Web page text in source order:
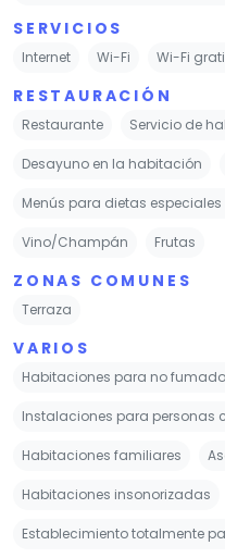
SERVICIOS
Internet Wi-Fi Wi-Fi
RESTAURACIÓN
Restaurante Servicio de
Desayuno en la habitación
Menús para dietas
Vino/Champán Frutas
ZONAS COMUNES
Terraza
VARIOS
Habitaciones para no
Instalaciones para
Habitaciones familiares
Habitaciones insonorizadas
Establecimiento totalmente